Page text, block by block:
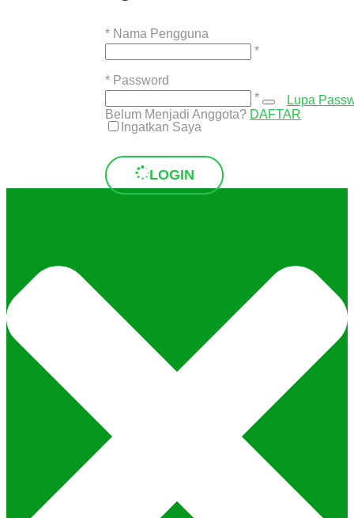
* Nama Pengguna
*
* Password
*
Ingatkan Saya
LOGIN
Lupa
Belum Menjadi Anggota? DAFTAR